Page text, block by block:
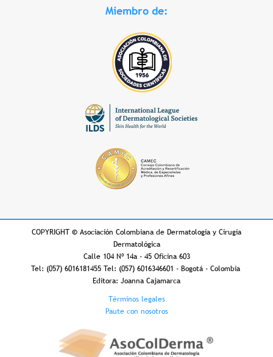
Miembro de:
COPYRIGHT © Asociación Colombiana de Dermatología y Cirugía
Dermatológica
Calle 104 Nº 14a - 45 Oficina 603
Tel: (057) 6016181455 Tel: (057) 6016346601 - Bogotá - Colombia
Editora: Joanna Cajamarca
Términos legales
Paute con nosotros